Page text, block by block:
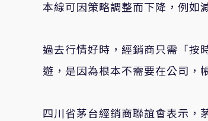
本線可因策略調整而下降，例如
過去行情好時，經銷商只需「
遊，是因為根本不需要在公司，
四川省茅台經銷商聯誼會表示，